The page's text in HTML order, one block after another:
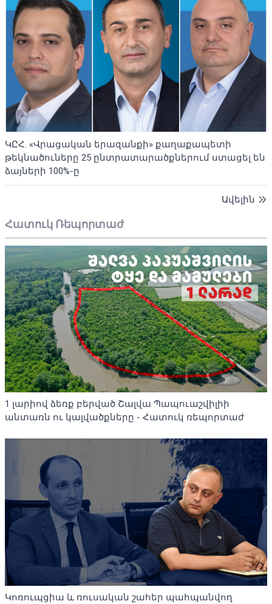
ԿԸՀ. «Վրացական երազանքի» քաղաքապետի
թեկնածուները 25 ընտրատարածքներում ստացել են
ձայների 100%-ը
Ավելին
Հատուկ Ռեպորտաժ
1 լարիով ձեռք բերված Շալվա Պապուաշվիլիի
անտառն ու կալվածքները - Հատուկ ռեպորտաժ
Կոռուպցիա և ռուսական շահեր պահպանվող